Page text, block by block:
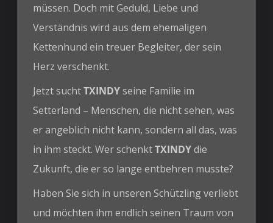
müssen. Doch mit Geduld, Liebe und
Verständnis wird aus dem ehemaligen
Kettenhund ein treuer Begleiter, der sein
Herz verschenkt.
Jetzt suchtTXINDYseine Familie im
Setterland – Menschen, die nicht sehen, was
er angeblich nicht kann, sondern all das, was
in ihm steckt. ️Wer schenktTXINDYdie
Zukunft, die er so lange entbehren musste?
Haben Sie sich in unseren Schützling verliebt
und möchten ihm endlich seinen Traum von